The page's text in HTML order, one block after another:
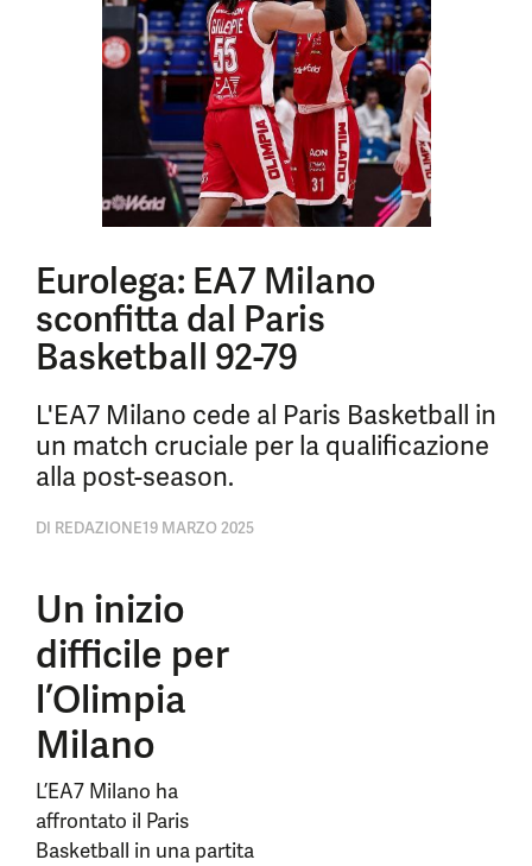
Eurolega: EA7 Milano
sconfitta dal Paris
Basketball 92-79
L'EA7 Milano cede al Paris Basketball in
un match cruciale per la qualificazione
alla post-season.
DI REDAZIONE19 MARZO 2025
Un inizio
difficile per
l’Olimpia
Milano
L’EA7 Milano ha
affrontato il Paris
Basketball in una partita